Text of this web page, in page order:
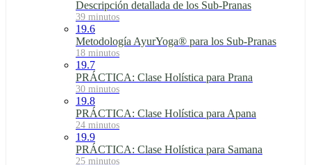
Descripción detallada de los Sub-Pranas
39 minutos
19.6
Metodología AyurYoga® para los Sub-Pranas
18 minutos
19.7
PRÁCTICA: Clase Holística para Prana
30 minutos
19.8
PRÁCTICA: Clase Holística para Apana
24 minutos
19.9
PRÁCTICA: Clase Holística para Samana
25 minutos